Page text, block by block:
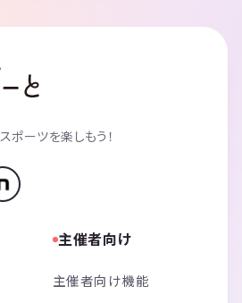
ポーツを楽しもう！
主催者向け
主催者向け機能